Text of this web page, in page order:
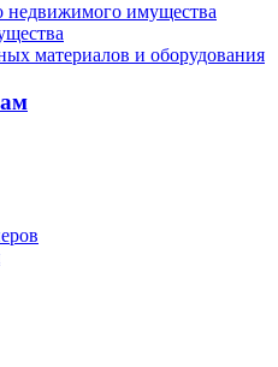
недвижимого имущества
материалов и оборудования